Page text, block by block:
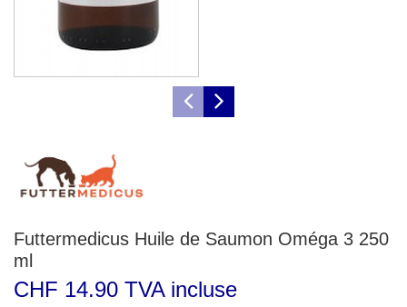
Futtermedicus Huile de Saumon Oméga 3 250
ml
CHF 14.90 TVA incluse